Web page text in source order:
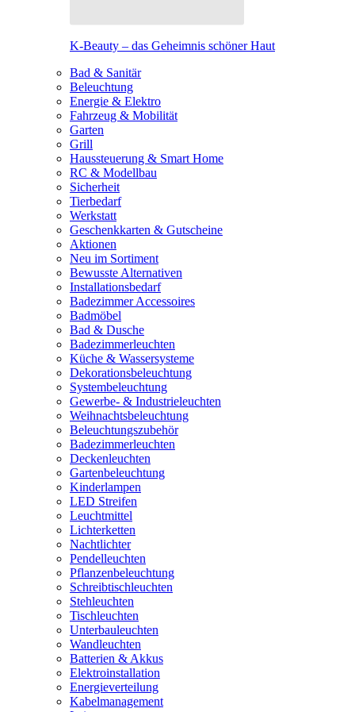
K-Beauty – das Geheimnis schöner Haut
Bad & Sanitär
Beleuchtung
Energie & Elektro
Fahrzeug & Mobilität
Garten
Grill
Haussteuerung & Smart Home
RC & Modellbau
Sicherheit
Tierbedarf
Werkstatt
Geschenkkarten & Gutscheine
Aktionen
Neu im Sortiment
Bewusste Alternativen
Installationsbedarf
Badezimmer Accessoires
Badmöbel
Bad & Dusche
Badezimmerleuchten
Küche & Wassersysteme
Dekorationsbeleuchtung
Systembeleuchtung
Gewerbe- & Industrieleuchten
Weihnachtsbeleuchtung
Beleuchtungszubehör
Badezimmerleuchten
Deckenleuchten
Gartenbeleuchtung
Kinderlampen
LED Streifen
Leuchtmittel
Lichterketten
Nachtlichter
Pendelleuchten
Pflanzenbeleuchtung
Schreibtischleuchten
Stehleuchten
Tischleuchten
Unterbauleuchten
Wandleuchten
Batterien & Akkus
Elektroinstallation
Energieverteilung
Kabelmanagement